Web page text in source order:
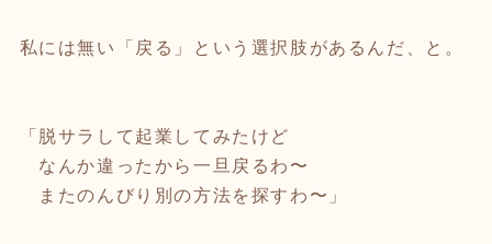
私には無い「戻る」という選択肢があるんだ、と。
「脱サラして起業してみたけど
なんか違ったから一旦戻るわ〜
またのんびり別の方法を探すわ〜」